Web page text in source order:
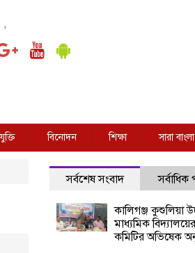
,
বিনোদন শিক্ষা সারা বাংলা
সর্বশেষ সংবাদ সর্বাধিক
কালিগঞ্জ কুশুলিয়া
মাধ্যমিক বিদ্যালয়ের
কমিটির অভিষেক